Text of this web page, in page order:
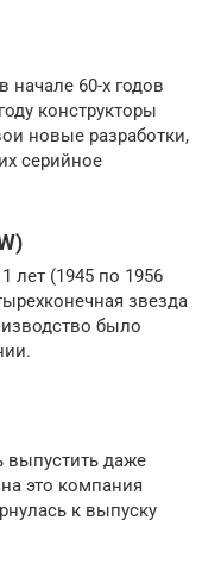
начале 60-х годов
конструкторы
новые разработки,
серийное
лет (1945 по 1956
звезда
было
выпустить даже
это компания
к выпуску